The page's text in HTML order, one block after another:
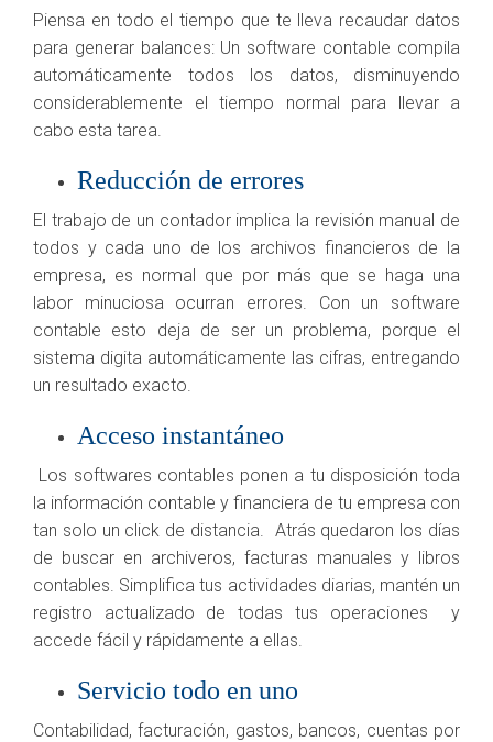
Piensa en todo el tiempo que te lleva recaudar datos
para generar balances: Un software contable compila
automáticamente todos los datos, disminuyendo
considerablemente el tiempo normal para llevar a
cabo esta tarea.
Reducción de errores
El trabajo de un contador implica la revisión manual de
todos y cada uno de los archivos financieros de la
empresa, es normal que por más que se haga una
labor minuciosa ocurran errores. Con un software
contable esto deja de ser un problema, porque el
sistema digita automáticamente las cifras, entregando
un resultado exacto.
Acceso instantáneo
Los softwares contables ponen a tu disposición toda
la información contable y financiera de tu empresa con
tan solo un click de distancia. Atrás quedaron los días
de buscar en archiveros, facturas manuales y libros
contables. Simplifica tus actividades diarias, mantén un
registro actualizado de todas tus operaciones y
accede fácil y rápidamente a ellas.
Servicio todo en uno
Contabilidad, facturación, gastos, bancos, cuentas por